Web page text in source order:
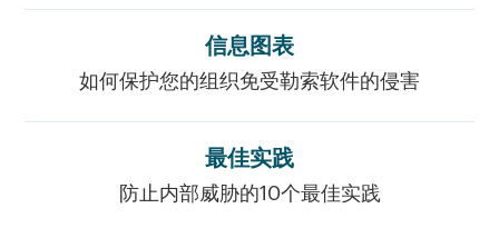
信息图表
如何保护您的组织免受勒索软件的侵害
最佳实践
防止内部威胁的10个最佳实践